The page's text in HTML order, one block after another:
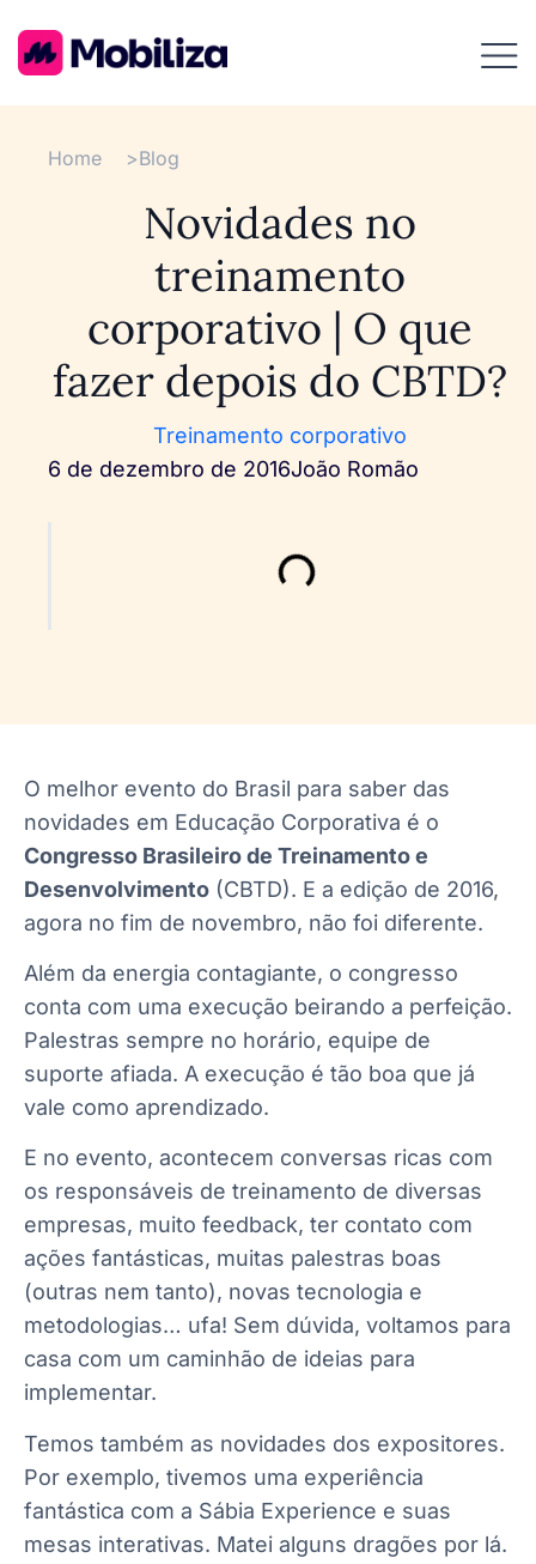
Home >Blog
Novidades no
treinamento
corporativo | O que
fazer depois do CBTD?
Treinamento corporativo
6 de dezembro de 2016João Romão
O melhor evento do Brasil para saber das
novidades em Educação Corporativa é o
Congresso Brasileiro de Treinamento e
Desenvolvimento (CBTD). E a edição de 2016,
agora no fim de novembro, não foi diferente.
Além da energia contagiante, o congresso
conta com uma execução beirando a perfeição.
Palestras sempre no horário, equipe de
suporte afiada. A execução é tão boa que já
vale como aprendizado.
E no evento, acontecem conversas ricas com
os responsáveis de treinamento de diversas
empresas, muito feedback, ter contato com
ações fantásticas, muitas palestras boas
(outras nem tanto), novas tecnologia e
metodologias… ufa! Sem dúvida, voltamos para
casa com um caminhão de ideias para
implementar.
Temos também as novidades dos expositores.
Por exemplo, tivemos uma experiência
fantástica com a Sábia Experience e suas
mesas interativas. Matei alguns dragões por lá.